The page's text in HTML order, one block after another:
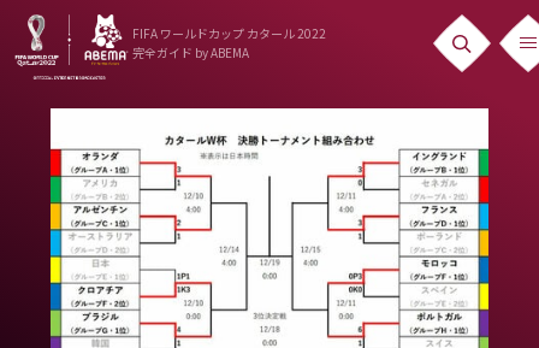
FIFA ワールドカップ カタール 2022
完全ガイド by ABEMA
News
出場国
Teams
日本代表